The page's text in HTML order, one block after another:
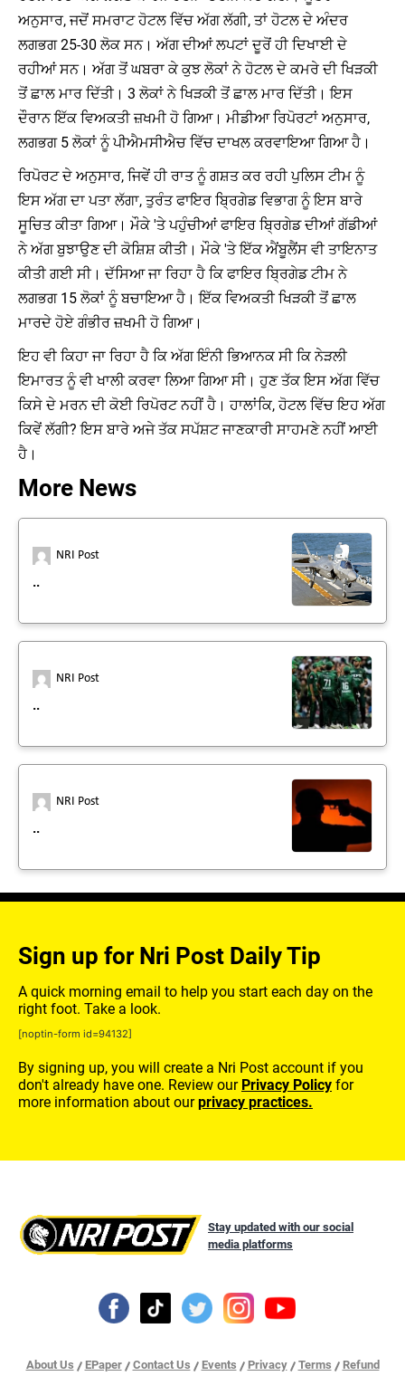
ਅਨੁਸਾਰ, ਜਦੋਂ ਸਮਰਾਟ ਹੋਟਲ ਵਿੱਚ ਅੱਗ ਲੱਗੀ, ਤਾਂ ਹੋਟਲ ਦੇ ਅੰਦਰ
ਲਗਭਗ 25-30 ਲੋਕ ਸਨ। ਅੱਗ ਦੀਆਂ ਲਪਟਾਂ ਦੂਰੋਂ ਹੀ ਦਿਖਾਈ ਦੇ
ਰਹੀਆਂ ਸਨ। ਅੱਗ ਤੋਂ ਘਬਰਾ ਕੇ ਕੁਝ ਲੋਕਾਂ ਨੇ ਹੋਟਲ ਦੇ ਕਮਰੇ ਦੀ ਖਿੜਕੀ
ਤੋਂ ਛਾਲ ਮਾਰ ਦਿੱਤੀ। 3 ਲੋਕਾਂ ਨੇ ਖਿੜਕੀ ਤੋਂ ਛਾਲ ਮਾਰ ਦਿੱਤੀ। ਇਸ
ਦੌਰਾਨ ਇੱਕ ਵਿਅਕਤੀ ਜ਼ਖਮੀ ਹੋ ਗਿਆ। ਮੀਡੀਆ ਰਿਪੋਰਟਾਂ ਅਨੁਸਾਰ,
ਲਗਭਗ 5 ਲੋਕਾਂ ਨੂੰ ਪੀਐਮਸੀਐਚ ਵਿੱਚ ਦਾਖਲ ਕਰਵਾਇਆ ਗਿਆ ਹੈ।
ਰਿਪੋਰਟ ਦੇ ਅਨੁਸਾਰ, ਜਿਵੇਂ ਹੀ ਰਾਤ ਨੂੰ ਗਸ਼ਤ ਕਰ ਰਹੀ ਪੁਲਿਸ ਟੀਮ ਨੂੰ
ਇਸ ਅੱਗ ਦਾ ਪਤਾ ਲੱਗਾ, ਤੁਰੰਤ ਫਾਇਰ ਬ੍ਰਿਗੇਡ ਵਿਭਾਗ ਨੂੰ ਇਸ ਬਾਰੇ
ਸੂਚਿਤ ਕੀਤਾ ਗਿਆ। ਮੌਕੇ 'ਤੇ ਪਹੁੰਚੀਆਂ ਫਾਇਰ ਬ੍ਰਿਗੇਡ ਦੀਆਂ ਗੱਡੀਆਂ
ਨੇ ਅੱਗ ਬੁਝਾਉਣ ਦੀ ਕੋਸ਼ਿਸ਼ ਕੀਤੀ। ਮੌਕੇ 'ਤੇ ਇੱਕ ਐਂਬੂਲੈਂਸ ਵੀ ਤਾਇਨਾਤ
ਕੀਤੀ ਗਈ ਸੀ। ਦੱਸਿਆ ਜਾ ਰਿਹਾ ਹੈ ਕਿ ਫਾਇਰ ਬ੍ਰਿਗੇਡ ਟੀਮ ਨੇ
ਲਗਭਗ 15 ਲੋਕਾਂ ਨੂੰ ਬਚਾਇਆ ਹੈ। ਇੱਕ ਵਿਅਕਤੀ ਖਿੜਕੀ ਤੋਂ ਛਾਲ
ਮਾਰਦੇ ਹੋਏ ਗੰਭੀਰ ਜ਼ਖਮੀ ਹੋ ਗਿਆ।
ਇਹ ਵੀ ਕਿਹਾ ਜਾ ਰਿਹਾ ਹੈ ਕਿ ਅੱਗ ਇੰਨੀ ਭਿਆਨਕ ਸੀ ਕਿ ਨੇੜਲੀ
ਇਮਾਰਤ ਨੂੰ ਵੀ ਖਾਲੀ ਕਰਵਾ ਲਿਆ ਗਿਆ ਸੀ। ਹੁਣ ਤੱਕ ਇਸ ਅੱਗ ਵਿੱਚ
ਕਿਸੇ ਦੇ ਮਰਨ ਦੀ ਕੋਈ ਰਿਪੋਰਟ ਨਹੀਂ ਹੈ। ਹਾਲਾਂਕਿ, ਹੋਟਲ ਵਿੱਚ ਇਹ ਅੱਗ
ਕਿਵੇਂ ਲੱਗੀ? ਇਸ ਬਾਰੇ ਅਜੇ ਤੱਕ ਸਪੱਸ਼ਟ ਜਾਣਕਾਰੀ ਸਾਹਮਣੇ ਨਹੀਂ ਆਈ
ਹੈ।
More News
NRI Post
..
NRI Post
..
NRI Post
..
Sign up for Nri Post Daily Tip
A quick morning email to help you start each day on the
right foot. Take a look.
[noptin-form id=94132]
By signing up, you will create a Nri Post account if you
don't already have one. Review our Privacy Policy for
more information about ourprivacy practices.
Stay updated with our social
media platforms
About Us EPaper Contact Us Events Privacy Terms Refund